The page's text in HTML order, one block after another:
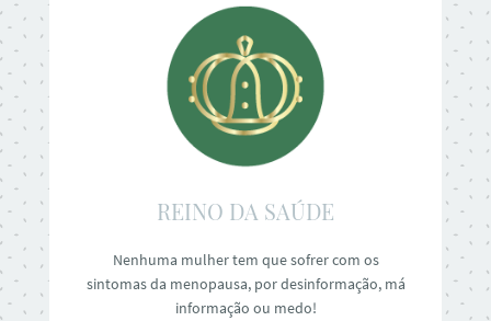
REINO DA SAÚDE
Nenhuma mulher tem que sofrer com os
sintomas da menopausa, por desinformação, má
informação ou medo!